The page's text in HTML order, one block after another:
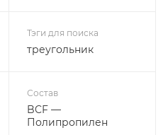
Тэги для поиска
треугольник
Состав
BCF —
Полипропилен